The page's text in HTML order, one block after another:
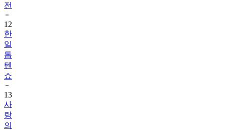
전
12
한
일
톱
텐
쇼
13
사
랑
의